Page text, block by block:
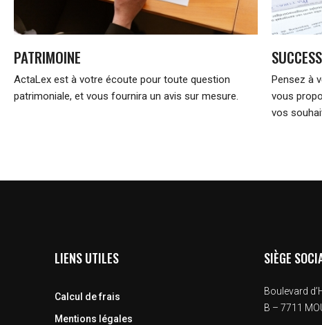
PATRIMOINE
ActaLex est à votre écoute pour toute question
patrimoniale, et vous fournira un avis sur mesure.
Pensez à
vous
vos
LIENS UTILES
Calcul de frais
Mentions légales
SIÈGE
Boulevard
B – 7711